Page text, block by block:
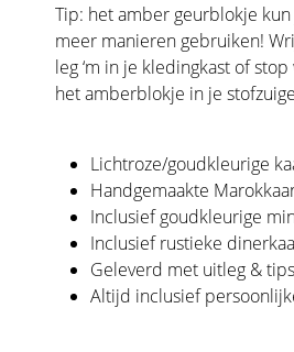
Tip: het amber geurblokje
meer manieren gebruiken!
leg ‘m in je kledingkast of
het amberblokje in je
Lichtroze/goudkleurige
Handgemaakte
Inclusief goudkleurige
Inclusief rustieke
Geleverd met uitleg & tips
Altijd inclusief